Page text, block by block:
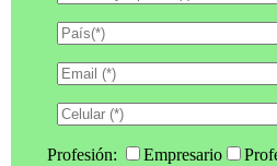
Profesión: Empresario